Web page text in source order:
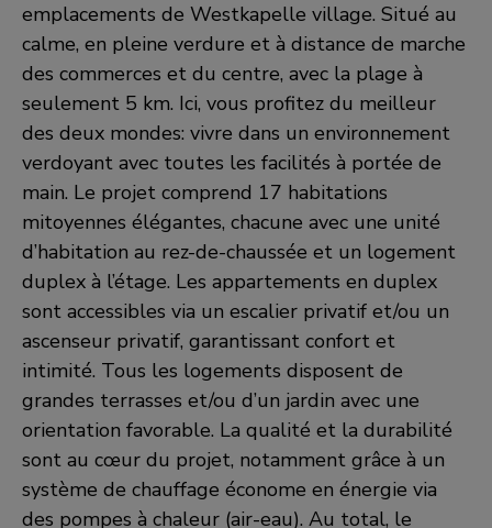
emplacements de Westkapelle village. Situé au
calme, en pleine verdure et à distance de marche
des commerces et du centre, avec la plage à
seulement 5 km. Ici, vous profitez du meilleur
des deux mondes: vivre dans un environnement
verdoyant avec toutes les facilités à portée de
main. Le projet comprend 17 habitations
mitoyennes élégantes, chacune avec une unité
d’habitation au rez-de-chaussée et un logement
duplex à l’étage. Les appartements en duplex
sont accessibles via un escalier privatif et/ou un
ascenseur privatif, garantissant confort et
intimité. Tous les logements disposent de
grandes terrasses et/ou d’un jardin avec une
orientation favorable. La qualité et la durabilité
sont au cœur du projet, notamment grâce à un
système de chauffage économe en énergie via
des pompes à chaleur (air-eau). Au total, le